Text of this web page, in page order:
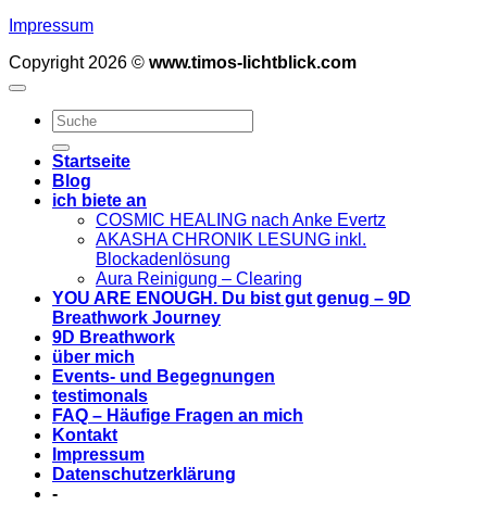
Impressum
Copyright 2026 © www.timos-lichtblick.com
Startseite
Blog
ich biete an
COSMIC HEALING nach Anke Evertz
AKASHA CHRONIK LESUNG inkl.
Blockadenlösung
Aura Reinigung – Clearing
YOU ARE ENOUGH. Du bist gut genug – 9D
Breathwork Journey
9D Breathwork
über mich
Events- und Begegnungen
testimonals
FAQ – Häufige Fragen an mich
Kontakt
Impressum
Datenschutzerklärung
-